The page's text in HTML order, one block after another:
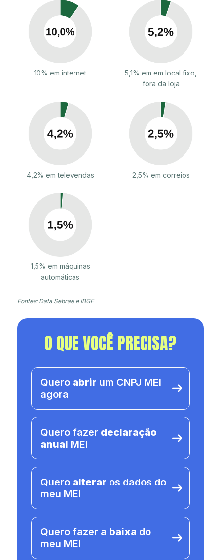
10% em internet
5,1% em em local fixo,
fora da loja
4,2% em televendas 2,5% em correios
1,5% em máquinas
automáticas
Fontes: Data Sebrae e IBGE
O QUE VOCÊ PRECISA?
Quero abrir um CNPJ MEI
agora
Quero fazer declaração
anual MEI
Quero alterar os dados do
meu MEI
Quero fazer a baixa do
meu MEI